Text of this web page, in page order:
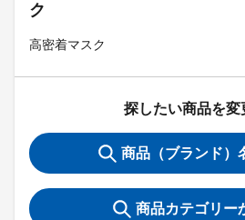
ク
高密着マスク
探したい商品を変
商品（ブランド）
商品カテゴリー